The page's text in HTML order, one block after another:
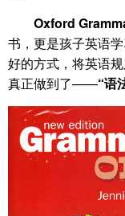
Oxford
书，更是孩子英语
好的方式，将英语
真正做到了——“语